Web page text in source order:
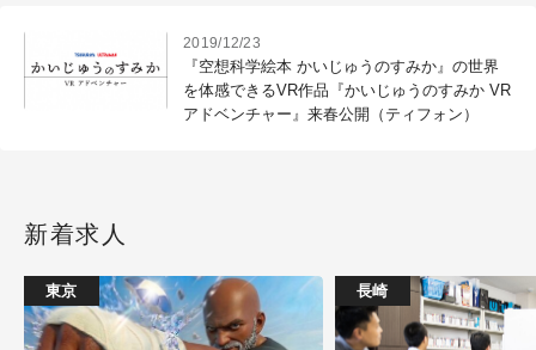
2019/12/23
『空想科学絵本 かいじゅうのすみか』の世界
を体感できるVR作品『かいじゅうのすみか VR
アドベンチャー』来春公開（ティフォン）
新着求人
東京 長崎